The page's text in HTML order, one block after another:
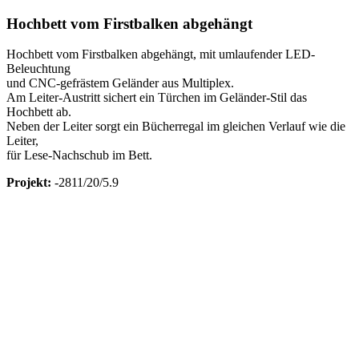
Hochbett vom Firstbalken abgehängt
Hochbett vom Firstbalken abgehängt, mit umlaufender LED-
Beleuchtung
und CNC-gefrästem Geländer aus Multiplex.
Am Leiter-Austritt sichert ein Türchen im Geländer-Stil das
Hochbett ab.
Neben der Leiter sorgt ein Bücherregal im gleichen Verlauf wie die
Leiter,
für Lese-Nachschub im Bett.
Projekt: -2811/20/5.9